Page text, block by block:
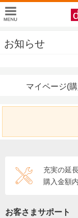
お知らせ
マイページ(
充実の延
購入金額
お客さまサポート